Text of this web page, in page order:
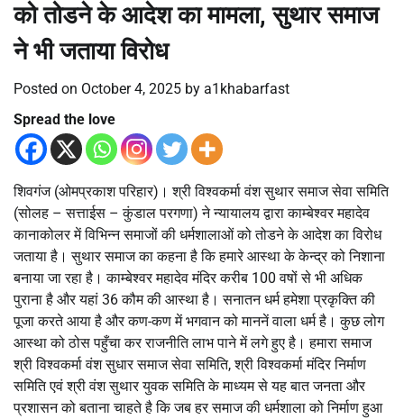
को तोडने के आदेश का मामला, सुथार समाज
ने भी जताया विरोध
Posted on October 4, 2025 by a1khabarfast
Spread the love
शिवगंज (ओमप्रकाश परिहार)। श्री विश्वकर्मा वंश सुथार समाज सेवा समिति
(सोलह – सत्ताईस – कुंडाल परगणा) ने न्यायालय द्वारा काम्बेश्वर महादेव
कानाकोलर में विभिन्न समाजों की धर्मशालाओं को तोडने के आदेश का विरोध
जताया है। सुथार समाज का कहना है कि हमारे आस्था के केन्द्र को निशाना
बनाया जा रहा है। काम्बेश्वर महादेव मंदिर करीब 100 वषों से भी अधिक
पुराना है और यहां 36 कौम की आस्था है। सनातन धर्म हमेशा प्रकृक्ति की
पूजा करते आया है और कण-कण में भगवान को माननें वाला धर्म है। कुछ लोग
आस्था को ठोस पहुँचा कर राजनीति लाभ पाने में लगे हुए है। हमारा समाज
श्री विश्वकर्मा वंश सुधार समाज सेवा समिति, श्री विश्वकर्मा मंदिर निर्माण
समिति एवं श्री वंश सुथार युवक समिति के माध्यम से यह बात जनता और
प्रशासन को बताना चाहते है कि जब हर समाज की धर्मशाला को निर्माण हुआ